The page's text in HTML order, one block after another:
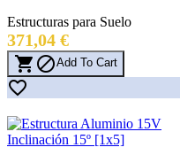
Estructuras para Suelo
371,04 €Precio
 Add To Cart
